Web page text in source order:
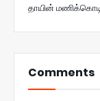
தாயின்
Comments